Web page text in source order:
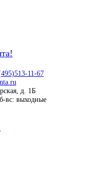
11-67
д. 1Б
вс: выходные